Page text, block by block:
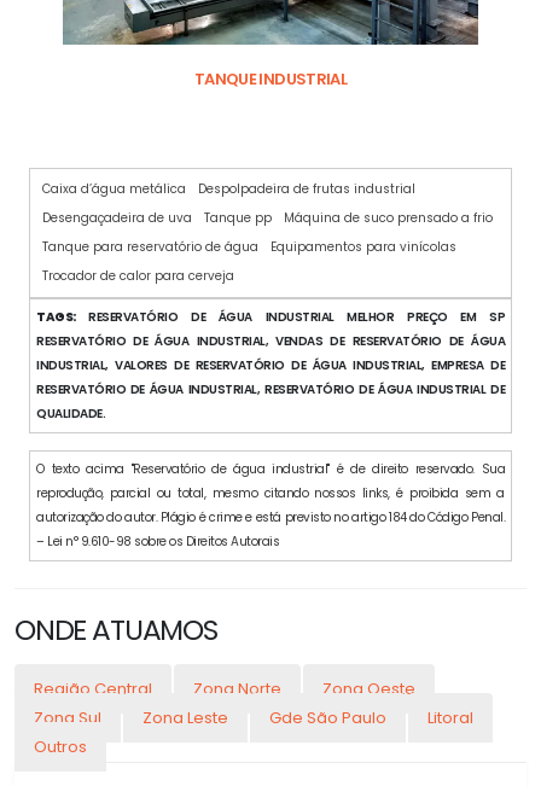
TANQUE INDUSTRIAL
Caixa d’água metálica
Despolpadeira de frutas industrial
Desengaçadeira de uva
Tanque pp
Máquina de suco prensado a frio
Tanque para reservatório de água
Equipamentos para vinícolas
Trocador de calor para cerveja
TAGS:RESERVATÓRIO DE ÁGUA INDUSTRIAL MELHOR PREÇO EM SP
RESERVATÓRIO DE ÁGUA INDUSTRIAL, VENDAS DE RESERVATÓRIO DE ÁGUA
INDUSTRIAL, VALORES DE RESERVATÓRIO DE ÁGUA INDUSTRIAL, EMPRESA DE
RESERVATÓRIO DE ÁGUA INDUSTRIAL, RESERVATÓRIO DE ÁGUA INDUSTRIAL DE
QUALIDADE.
O texto acima "Reservatório de água industrial" é de direito reservado. Sua
reprodução, parcial ou total, mesmo citando nossos links, é proibida sem a
autorização do autor. Plágio é crime e está previsto no artigo 184 do Código Penal.
– Lei n° 9.610-98 sobre os Direitos Autorais
ONDE ATUAMOS
Região Central Zona Norte
Zona Oeste
Zona Sul
Zona Leste Gde São Paulo
Litoral
Outros